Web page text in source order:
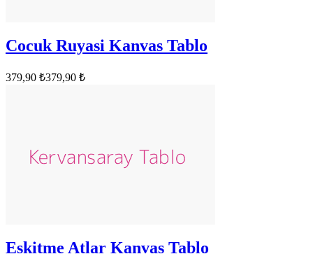
Cocuk Ruyasi Kanvas Tablo
379,90 ₺379,90 ₺
Eskitme Atlar Kanvas Tablo